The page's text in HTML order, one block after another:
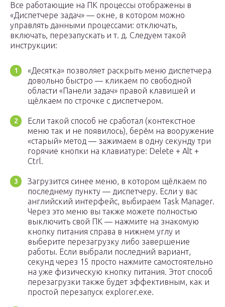
Все работающие на ПК процессы отображены в
«Диспетчере задач» — окне, в котором можно
управлять данными процессами: отключать,
включать, перезапускать и т. д. Следуем такой
инструкции:
«Десятка» позволяет раскрыть меню диспетчера
довольно быстро — кликаем по свободной
области «Панели задач» правой клавишей и
щёлкаем по строчке с диспетчером.
Если такой способ не сработал (контекстное
меню так и не появилось), берём на вооружение
«старый» метод — зажимаем в одну секунду три
горячие кнопки на клавиатуре: Delete + Alt +
Ctrl.
Загрузится синее меню, в котором щёлкаем по
последнему пункту — диспетчеру. Если у вас
английский интерфейс, выбираем Task Manager.
Через это меню вы также можете полностью
выключить свой ПК — нажмите на знакомую
кнопку питания справа в нижнем углу и
выберите перезагрузку либо завершение
работы. Если выбрали последний вариант,
секунд через 15 просто нажмите самостоятельно
на уже физическую кнопку питания. Этот способ
перезагрузки также будет эффективным, как и
простой перезапуск explorer.exe.